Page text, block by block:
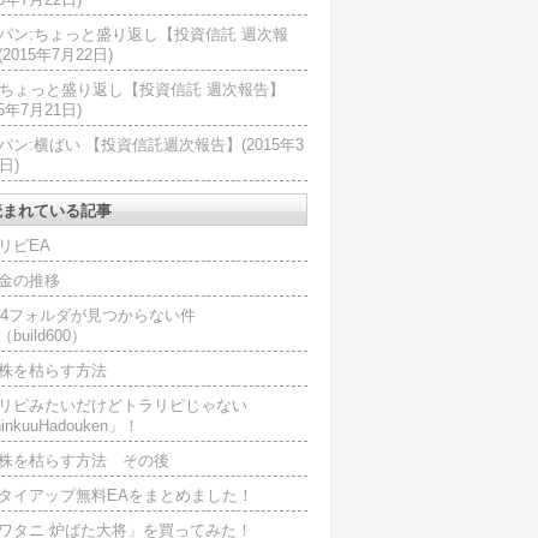
ン:ちょっと盛り返し【投資信託 週次報
年7月22日)
ょっと盛り返し【投資信託 週次報告】
年7月21日)
ン:横ばい 【投資信託週次報告】(2015年3
)
れている記事
ピEA
の推移
フォルダが見つからない件
build600）
を枯らす方法
ピみたいだけどトラリピじゃない
」！
を枯らす方法 その後
イアップ無料EAをまとめました！
タニ 炉ばた大将」を買ってみた！